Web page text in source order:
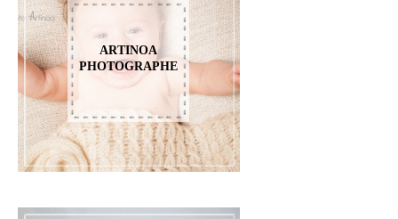
ARTINOA
PHOTOGRAPHE